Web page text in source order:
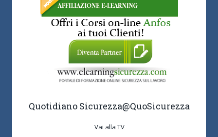
Quotidiano Sicurezza@QuoSicurezza
Vai alla TV